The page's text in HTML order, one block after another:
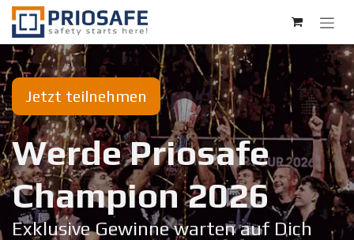
Zum Inhalt springen
Jetzt teilnehmen
Werde Priosafe
Champion 20​26
Exklusive Gewinne warten auf Dich